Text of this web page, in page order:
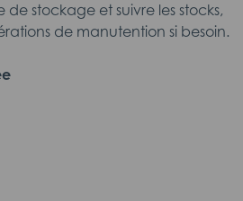
de stockage et suivre les stocks,
de manutention si besoin.